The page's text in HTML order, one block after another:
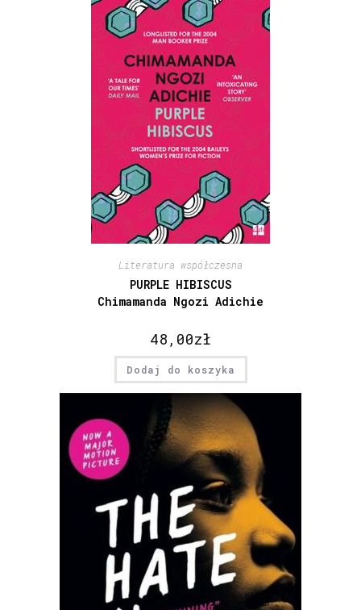
Literatura współczesna
PURPLE HIBISCUS
Chimamanda Ngozi Adichie
48,00zł
Dodaj do koszyka